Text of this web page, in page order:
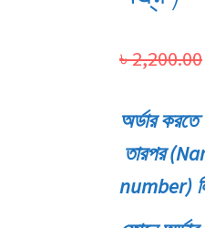
৳2,200.00
অর্ডার
তারপর
number)